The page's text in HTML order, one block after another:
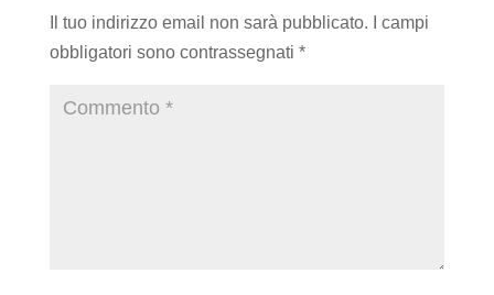
Il tuo indirizzo email non sarà pubblicato.
I campi
obbligatori sono contrassegnati *